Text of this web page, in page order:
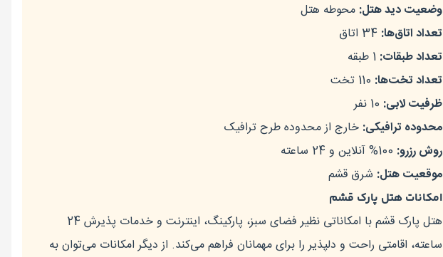
وضعیت دید هتل: محوطه هتل
تعداد اتاق‌ها:
تعداد طبقات:
تعداد تخت‌ها:
ظرفیت لابی:
محدوده ترافیکی: خارج از محدوده طرح ترافیک
روش رزرو:
موقعیت هتل: شرق قشم
امکانات هتل پارک قشم
هتل پارک قشم با امکاناتی نظیر فضای سبز، پارکینگ، اینترنت و خدمات پذیرش 24
ساعته، اقامتی راحت و دلپذیر را برای مهمانان فراهم می‌کند. از دیگر امکانات می‌توان به